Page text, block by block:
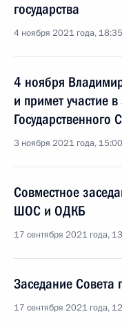
государства
4 ноября 2021 года, 18:35
4 ноября
и примет участие
Государственного
3 ноября 2021 года, 15:00
Совместное
ШОС и ОДКБ
17 сентября 2021 года,
Заседание Совета
17 сентября 2021 года,